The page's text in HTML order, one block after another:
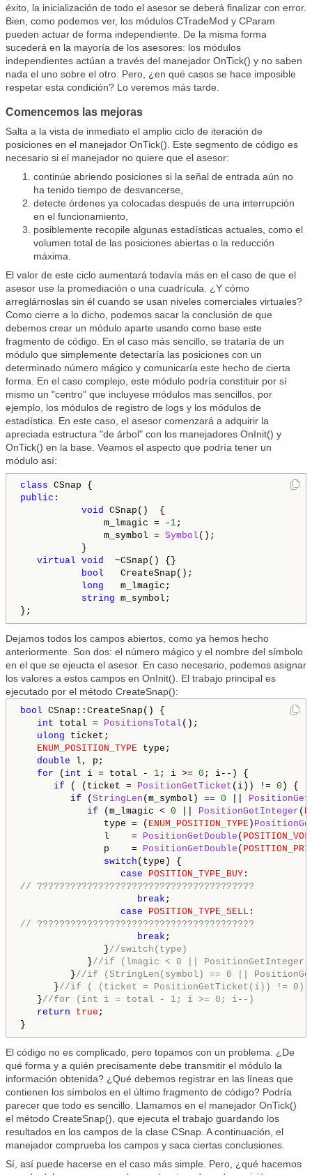
éxito, la inicialización de todo el asesor se deberá finalizar con error.
Bien, como podemos ver, los módulos CTradeMod y CParam
pueden actuar de forma independiente. De la misma forma
sucederá en la mayoría de los asesores: los módulos
independientes actúan a través del manejador OnTick() y no saben
nada el uno sobre el otro. Pero, ¿en qué casos se hace imposible
respetar esta condición? Lo veremos más tarde.
Comencemos las mejoras
Salta a la vista de inmediato el amplio ciclo de iteración de
posiciones en el manejador OnTick(). Este segmento de código es
necesario si el manejador no quiere que el asesor:
continúe abriendo posiciones si la señal de entrada aún no
ha tenido tiempo de desvancerse,
detecte órdenes ya colocadas después de una interrupción
en el funcionamiento,
posiblemente recopile algunas estadísticas actuales, como el
volumen total de las posiciones abiertas o la reducción
máxima.
El valor de este ciclo aumentará todavía más en el caso de que el
asesor use la promediación o una cuadrícula. ¿Y cómo
arreglárnoslas sin él cuando se usan niveles comerciales virtuales?
Como cierre a lo dicho, podemos sacar la conclusión de que
debemos crear un módulo aparte usando como base este
fragmento de código. En el caso más sencillo, se trataría de un
módulo que simplemente detectaría las posiciones con un
determinado número mágico y comunicaría este hecho de cierta
forma. En el caso complejo, este módulo podría constituir por sí
mismo un "centro" que incluyese módulos mas sencillos, por
ejemplo, los módulos de registro de logs y los módulos de
estadística. En este caso, el asesor comenzará a adquirir la
apreciada estructura "de árbol" con los manejadores OnInit() y
OnTick() en la base. Veamos el aspecto que podría tener un
módulo así:
class
public :
void CSnap()  {
m_lmagic = - 1;
m_symbol = Symbol ();
}
virtual void ~CSnap() {}
bool CreateSnap();
long m_lmagic;
string m_symbol;
Dejamos todos los campos abiertos, como ya hemos hecho
anteriormente. Son dos: el número mágico y el nombre del símbolo
en el que se ejeucta el asesor. En caso necesario, podemos asignar
los valores a estos campos en OnInit(). El trabajo principal es
ejecutado por el método CreateSnap():
bool CSnap::CreateSnap() {
int total = PositionsTotal ();
ulong ticket;
ENUM_POSITION_TYPE type;
double l, p;
for ( int i = total - 1; i >= 0 ; i--) {
if ( (ticket = PositionGetTicket (i)) != 0 ) {
if ( StringLen (m_symbol) == 0
if (m_lmagic < 0 PositionGetInteger (
type = ( ENUM_POSITION_TYPE )
l    = PositionGetDouble (
p    = PositionGetDouble (
switch (type) {
case
POSITION_TYPE_BUY
// ???????????????????????????????????????
break ;
case
POSITION_TYPE_SELL
// ???????????????????????????????????????
break ;
}//switch(type)
}//if (lmagic < 0 ||
}//if (StringLen(symbol) == 0 ||
}//if ( (ticket = PositionGetTicket(i)) != 0)
}//for (int i = total - 1; i >= 0; i--)
return
true ;
El código no es complicado, pero topamos con un problema. ¿De
qué forma y a quién precisamente debe transmitir el módulo la
información obtenida? ¿Qué debemos registrar en las líneas que
contienen los símbolos en el último fragmento de código? Podría
parecer que todo es sencillo. Llamamos en el manejador OnTick()
el método CreateSnap(), que ejecuta el trabajo guardando los
resultados en los campos de la clase CSnap. A continuación, el
manejador comprueba los campos y saca ciertas conclusiones.
Sí, así puede hacerse en el caso más simple. Pero, ¿qué hacemos